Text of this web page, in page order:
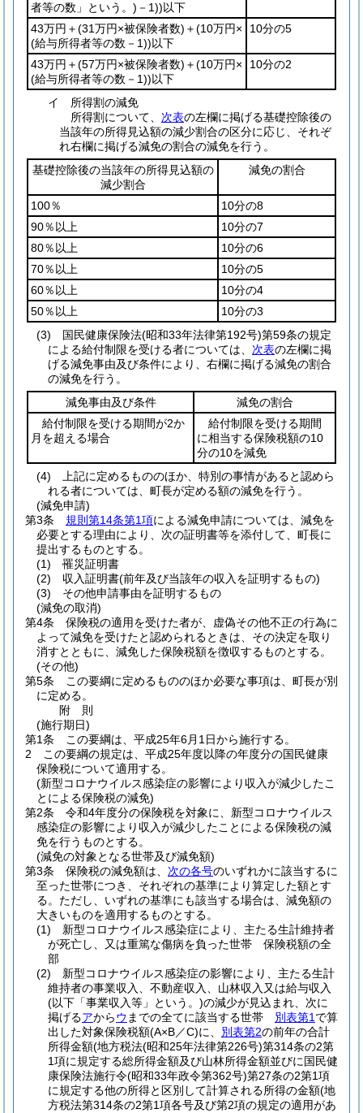
者等の数」という。) －1))以下
43万円＋(31万円×被保険者数) ＋(10万円×
(給与所得者等の数－1))以下
10分の5
43万円＋(57万円×被保険者数) ＋(10万円×
(給与所得者等の数－1))以下
10分の2
イ
所得割の減免
所得割について、 次表の左欄に掲げる基礎控除後の
当該年の所得見込額の減少割合の区分に応じ、それぞ
れ右欄に掲げる減免の割合の減免を行う。
基礎控除後の当該年の所得見込額の
減少割合
減免の割合
100％
10分の8
90％以上
10分の7
80％以上
10分の6
70％以上
10分の5
60％以上
10分の4
50％以上
10分の3
(3)
国民健康保険法(昭和33年法律第192号)第59条の規定
による給付制限を受ける者については、 次表の左欄に掲
げる減免事由及び条件により、右欄に掲げる減免の割合
の減免を行う。
減免事由及び条件
減免の割合
給付制限を受ける期間が2か
月を超える場合
給付制限を受ける期間
に相当する保険税額の10
分の10を減免
(4)
上記に定めるもののほか、特別の事情があると認めら
れる者については、町長が定める額の減免を行う。
(減免申請)
第3条
規則第14条第1項による減免申請については、減免を
必要とする理由により、次の証明書等を添付して、町長に
提出するものとする。
(1)
罹災証明書
(2)
収入証明書(前年及び当該年の収入を証明するもの)
(3)
その他申請事由を証明するもの
(減免の取消)
第4条
保険税の適用を受けた者が、虚偽その他不正の行為に
よって減免を受けたと認められるときは、その決定を取り
消すとともに、減免した保険税額を徴収するものとする。
(その他)
第5条
この要綱に定めるもののほか必要な事項は、町長が別
に定める。
附 則
(施行期日)
第1条
この要綱は、平成25年6月1日から施行する。
2
この要綱の規定は、平成25年度以降の年度分の国民健康
保険税について適用する。
(新型コロナウイルス感染症の影響により収入が減少したこ
とによる保険税の減免)
第2条
令和4年度分の保険税を対象に、新型コロナウイルス
感染症の影響により収入が減少したことによる保険税の減
免を行うものとする。
(減免の対象となる世帯及び減免額)
第3条
保険税の減免額は、 次の各号のいずれかに該当するに
至った世帯につき、それぞれの基準により算定した額とす
る。 ただし、いずれの基準にも該当する場合は、減免額の
大きいものを適用するものとする。
(1)
新型コロナウイルス感染症により、主たる生計維持者
が死亡し、又は重篤な傷病を負った世帯 保険税額の全
部
(2)
新型コロナウイルス感染症の影響により、主たる生計
維持者の事業収入、不動産収入、山林収入又は給与収入
(以下「事業収入等」という。)の減少が見込まれ、次に
掲げるアからウ までの全てに該当する世帯 別表第1 で算
出した対象保険税額(A×B／C)に、 別表第2の前年の合計
所得金額(地方税法(昭和25年法律第226号)第314条の2第
1項に規定する総所得金額及び山林所得金額並びに国民健
康保険法施行令(昭和33年政令第362号)第27条の2第1項
に規定する他の所得と区別して計算される所得の金額(地
方税法第314条の2第1項各号及び第2項の規定の適用があ